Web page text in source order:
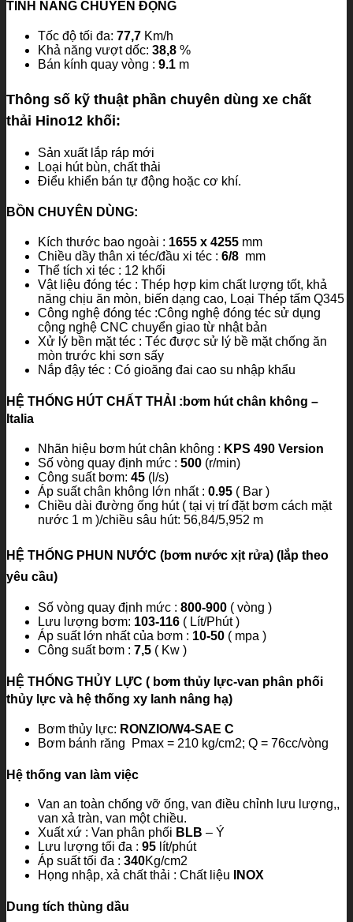
TÍNH NĂNG CHUYỂN ĐỘNG
Tốc độ tối đa: 77,7 Km/h
Khả năng vượt dốc: 38,8 %
Bán kính quay vòng : 9.1 m
Thông số kỹ thuật phần chuyên dùng xe chất
thải Hino12 khối:
Sản xuất lắp ráp mới
Loại hút bùn, chất thải
Điểu khiển bán tự động hoặc cơ khí.
BỒN CHUYÊN DÙNG:
Kích thước bao ngoài : 1655 x 4255 mm
Chiều dầy thân xi téc/đầu xi téc : 6/8 mm
Thể tích xi téc : 12 khối
Vật liệu đóng téc : Thép hợp kim chất lượng tốt, khả
năng chịu ăn mòn, biến dạng cao, Loại Thép tấm Q345
Công nghệ đóng téc :Công nghệ đóng téc sử dụng
cộng nghệ CNC chuyển giao từ nhật bản
Xử lý bền mặt téc : Téc được sử lý bề mặt chống ăn
mòn trước khi sơn sấy
Nắp đậy téc : Có gioăng đai cao su nhập khẩu
HỆ THỐNG HÚT CHẤT THẢI :bơm hút chân không –
Italia
Nhãn hiệu bơm hút chân không : KPS 490 Version
Số vòng quay định mức : 500 (r/min)
Công suất bơm: 45 (l/s)
Áp suất chân không lớn nhất : 0.95 ( Bar )
Chiều dài đường ống hút ( tại vị trí đặt bơm cách mặt
nước 1 m )/chiều sâu hút: 56,84/5,952 m
HỆ THỐNG PHUN NƯỚC (bơm nước xịt rửa) (lắp theo
yêu cầu)
Số vòng quay định mức : 800-900 ( vòng )
Lưu lượng bơm: 103-116 ( Lít/Phút )
Áp suất lớn nhất của bơm : 10-50 ( mpa )
Công suất bơm : 7,5 ( Kw )
HỆ THỐNG THỦY LỰC ( bơm thủy lực-van phân phối
thủy lực và hệ thống xy lanh nâng hạ)
Bơm thủy lực: RONZIO/W4-SAE C
Bơm bánh răng Pmax = 210 kg/cm2; Q = 76cc/vòng
Hệ thống van làm việc
Van an toàn chống vỡ ống, van điều chỉnh lưu lượng,,
van xả tràn, van một chiều.
Xuất xứ : Van phân phối BLB – Ý
Lưu lượng tối đa : 95 lít/phút
Áp suất tối đa : 340Kg/cm2
Họng nhập, xả chất thải : Chất liệu INOX
Dung tích thùng dầu